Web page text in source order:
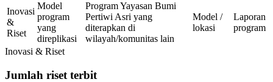
Inovasi
&
Riset
Model
program
yang
direplikasi
Program Yayasan Bumi
Pertiwi Asri yang
diterapkan di
wilayah/komunitas lain
Model /
lokasi
Laporan
program
Inovasi & Riset
Jumlah riset terbit